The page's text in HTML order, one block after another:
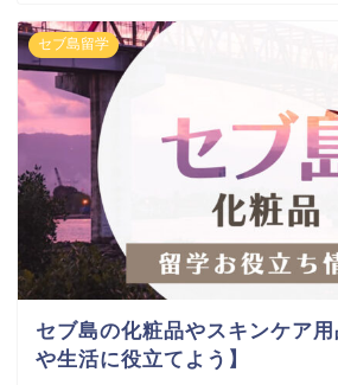
セブ島留学
セブ島の化粧品やスキンケア
や生活に役立てよう】